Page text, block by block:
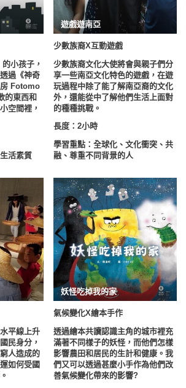
小孩子，
透過《神奇
Fotomo
的東西和
空間裡，
活素質
遊戲遊南亞
少數族裔X互動遊戲
少數族裔文化大使將會與親子們分
享一些南亞文化特色的遊戲，在遊
玩過程中除了能了解南亞裔的文化
外，還能從中了解他們生活上面對
的種種挑戰。
長度：2小時
學習重點：全球化、文化衝突、共
融、尊重不同背景的人
平線上升
民身分，
人造成的
如何受國
妖怪吃掉我的家
氣候變化X繪本手作
透過繪本共讀認識主角的城市裡充
滿著不同樣子的妖怪，而他們怎樣
影響農田和居民的生計和健康。我
們又可以透過甚麼小手作為他們改
善氣候變化帶來的影響?